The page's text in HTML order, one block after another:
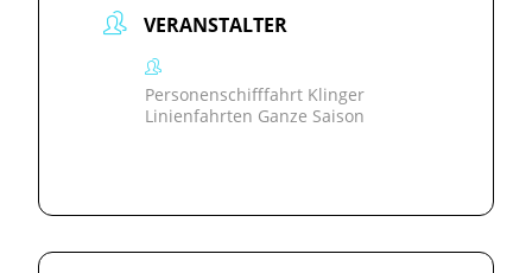
VERANSTALTER
Personenschifffahrt Klinger
Linienfahrten Ganze Saison